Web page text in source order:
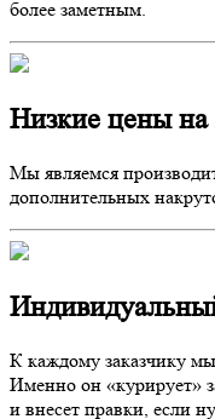
более заметным.
Низкие цены на
Мы являемся
дополнительных
К каждому заказчику
Именно он «курирует»
и внесет правки, если